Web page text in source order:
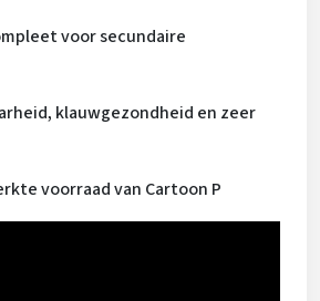
voor secundaire
klauwgezondheid en zeer
voorraad van Cartoon P